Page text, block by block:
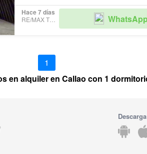
Hace 7 días
RE/MAX TODAY WhatsApp
1
en alquiler en Callao con 1